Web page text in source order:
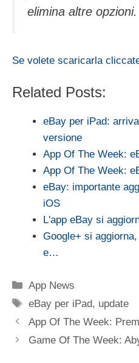
elimina altre opzioni.
Se volete scaricarla
Related Posts:
eBay per iPad:
versione
App Of The Week:
App Of The Week:
eBay: importante
iOS
L'app eBay si
Google+ si
e…
Categorie
App News
Tag
eBay per iPad, update
App Of The Week:
Game Of The Week: